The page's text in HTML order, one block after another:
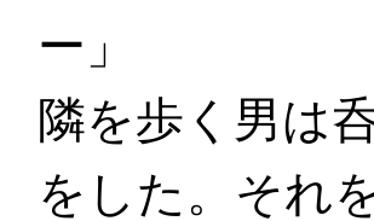
ー」
隣を歩く男は
をした。それ